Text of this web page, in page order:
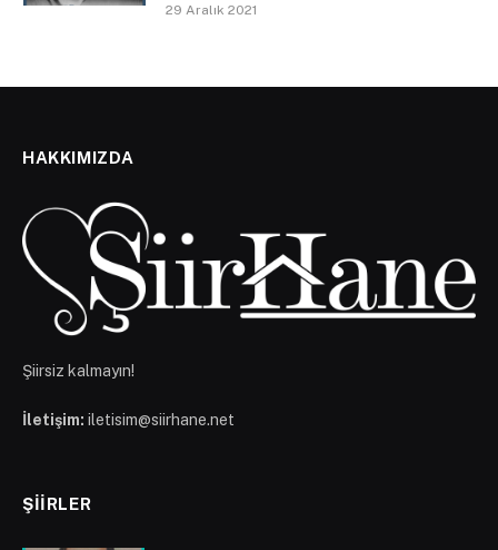
29 Aralık 2021
HAKKIMIZDA
Şiirsiz kalmayın!
İletişim: iletisim@siirhane.net
ŞIIRLER